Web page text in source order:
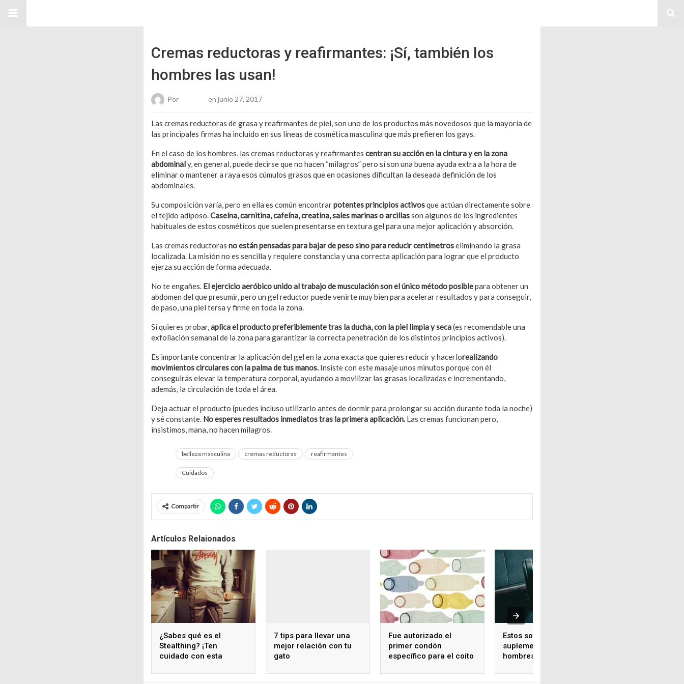
Cremas reductoras y reafirmantes: ¡Sí, también los
hombres las usan!
Por en junio 27, 2017
Las cremas reductoras de grasa y reafirmantes de piel, son uno de los productos más novedosos que la mayoría de
las principales firmas ha incluido en sus líneas de cosmética masculina que más prefieren los gays.
En el caso de los hombres, las cremas reductoras y reafirmantes centran su acción en la cintura y en la zona
abdominaly, en general, puede decirse que no hacen “milagros” pero sí son una buena ayuda extra a la hora de
eliminar o mantener a raya esos cúmulos grasos que en ocasiones dificultan la deseada definición de los
abdominales.
Su composición varía, pero en ella es común encontrarpotentes principios activosque actúan directamente sobre
el tejido adiposo.Caseína, carnitina, cafeína, creatina, sales marinas o arcillasson algunos de los ingredientes
habituales de estos cosméticos que suelen presentarse en textura gel para una mejor aplicación y absorción.
Las cremas reductoras no están pensadas para bajar de peso sino para reducir centímetroseliminando la grasa
localizada. La misión no es sencilla y requiere constancia y una correcta aplicación para lograr que el producto
ejerza su acción de forma adecuada.
No te engañes. El ejercicio aeróbico unido al trabajo de musculación son el único método posiblepara obtener un
abdomen del que presumir, pero un gel reductor puede venirte muy bien para acelerar resultados y para conseguir,
de paso, una piel tersa y firme en toda la zona.
Si quieres probar,aplica el producto preferiblemente tras la ducha, con la piel limpia y seca(es recomendable una
exfoliación semanal de la zona para garantizar la correcta penetración de los distintos principios activos).
Es importante concentrar la aplicación del gel en la zona exacta que quieres reducir y hacerlorealizando
movimientos circulares con la palma de tus manos. Insiste con este masaje unos minutos porque con él
conseguirás elevar la temperatura corporal, ayudando a movilizar las grasas localizadas e incrementando,
además, la circulación de toda el área.
Deja actuar el producto (puedes incluso utilizarlo antes de dormir para prolongar su acción durante toda la noche)
y sé constante. No esperes resultados inmediatos tras la primera aplicación. Las cremas funcionan pero,
insistimos, mana, no hacen milagros.
belleza masculina cremas reductoras reafirmantes
Cuidados
Compartir
Artículos Relaionados
¿Sabes qué es el
Stealthing? ¡Ten
cuidado con esta
7 tips para llevar una
mejor relación con tu
gato
Fue autorizado el
primer condón
específico para el coito
Estos son los mejores 8
suplementos para
hombres y mujeres